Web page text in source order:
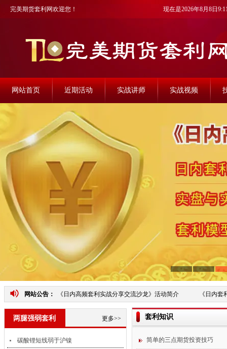
完美期货套利网欢迎您！ 现在是2026年8月8日
网站首页 近期活动 实战讲师 实战视频
网站公告： 《日内高频套利实战分享交流沙龙》活动简介 《日内
更多>>
两腿强弱套利
碳酸锂短线弱于沪镍
套利知识
简单的三点期货投资技巧